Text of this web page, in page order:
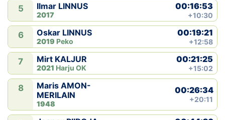
5 Ilmar LINNUS
2017
00:16:53
+10:30
6 Oskar LINNUS
2019 Peko
00:19:21
+12:58
7 Mirt KALJUR
2021 Harju OK
00:21:25
+15:02
8
Maris AMON-
MERILAIN
1948
00:26:34
+20:11